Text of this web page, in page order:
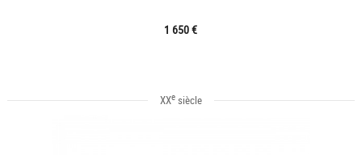
1 650 €
XXesiècle